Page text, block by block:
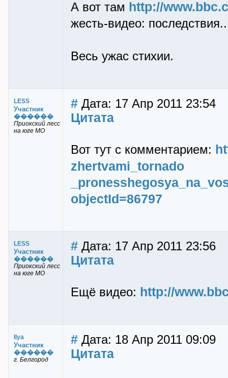
А вот там http://
жесть-видео:
Весь ужас стихии.
LESS
Участник
������
Приокский лесс
на юге МО
# Дата: 17 Апр 2011 23:54
Цитата
Вот тут с комментарием:
zhertvami_tornado
objectId=86797
LESS
Участник
������
Приокский лесс
на юге МО
# Дата: 17 Апр 2011 23:56
Цитата
Ещё видео: http://
Ilya
Участник
������
г. Белгород
# Дата: 18 Апр 2011 09:09
Цитата